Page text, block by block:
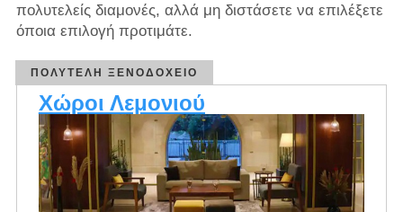
πολυτελείς διαμονές, αλλά μη διστάσετε να επιλέξετε
όποια επιλογή προτιμάτε.
ΠΟΛΥΤΕΛΉ ΞΕΝΟΔΟΧΕΊΟ
Χώροι Λεμονιού